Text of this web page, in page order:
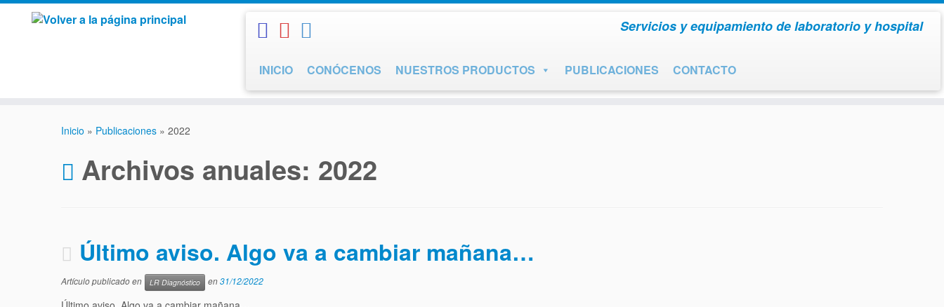
Saltar
Servicios y equipamiento de laboratorio y hospital
INICIO CONÓCENOS NUESTROS PRODUCTOS PUBLICACIONES CONTACTO
Inicio » Publicaciones » 2022
Archivos anuales: 2022
Último aviso. Algo va a cambiar mañana…
Artículo publicado en LR Diagnóstico en31/12/2022